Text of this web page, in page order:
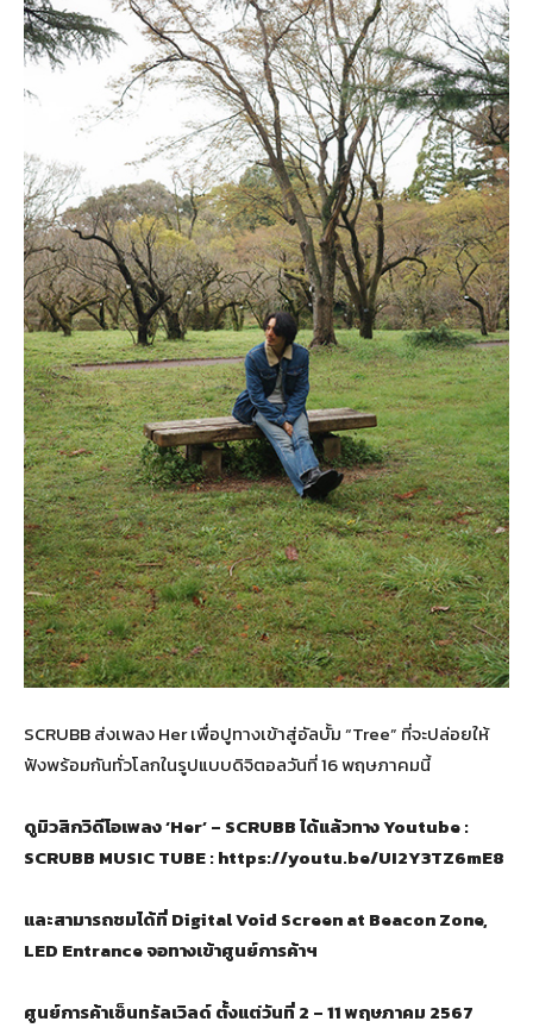
SCRUBB ส่งเพลง Her เพื่อปูทางเข้าสู่อัลบั้ม “Tree” ที่จะปล่อยให้
ฟังพร้อมกันทั่วโลกในรูปแบบดิจิตอลวันที่ 16 พฤษภาคมนี้
ดูมิวสิกวิดีโอเพลง‘Her’ – SCRUBB ได้แล้วทาง Youtube :
SCRUBB MUSIC TUBE : https://youtu.be/UI2Y3TZ6mE8
และสามารถชมได้ที่Digital Void Screen at Beacon Zone,
LED Entrance จอทางเข้าศูนย์การค้าฯ
ศูนย์การค้าเซ็นทรัลเวิลด์ ตั้งแต่วันที่2 – 11 พฤษภาคม 2567